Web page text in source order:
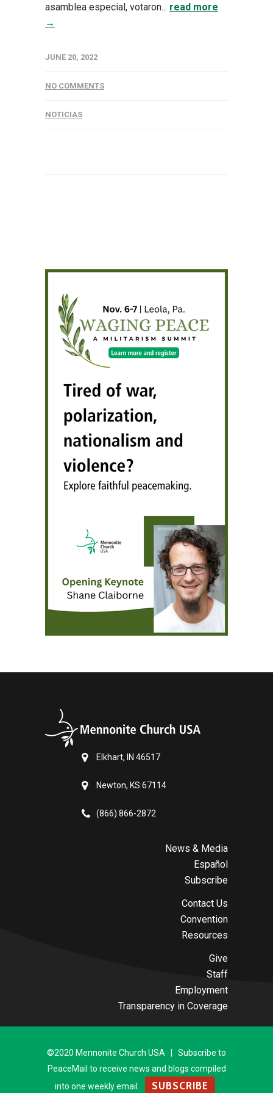
asamblea especial, votaron... read more
→
JUNE 20, 2022
NO COMMENTS
NOTICIAS
Elkhart, IN 46517
Newton, KS 67114
(866) 866-2872
News & Media
Español
Subscribe
Contact Us
Convention
Resources
Give
Staff
Employment
Transparency in Coverage
©2020 Mennonite Church USA | Subscribe to
PeaceMail to receive news and blogs compiled
into one weekly email.
SUBSCRIBE